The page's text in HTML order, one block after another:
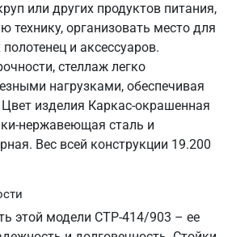
или других продуктов питания,
технику, организовать место для
и аксессуаров.
стеллаж легко
нагрузками, обеспечивая
изделия Каркас-окрашенная
нержавеющая сталь и
Вес всей конструкции 19.200
этой модели СТР-414/903 – ее